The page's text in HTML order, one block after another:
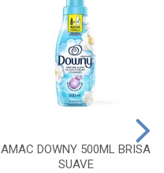
AMAC DOWNY 500ML BRISA
SUAVE